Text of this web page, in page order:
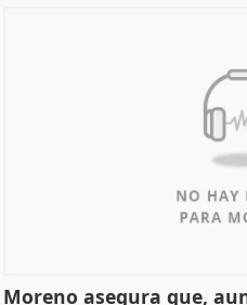
Moreno asegura que,